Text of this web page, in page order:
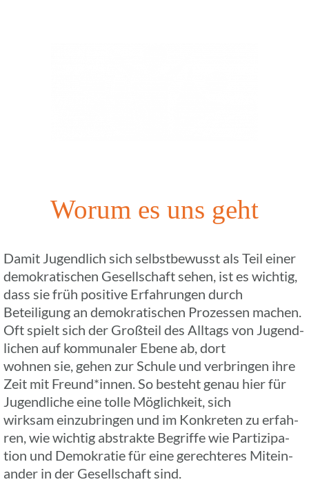
Worum es uns geht
Damit Jugend­lich sich selbst­be­wusst als Teil einer
demo­kra­ti­schen Gesell­schaft sehen, ist es wichtig,
dass sie früh posi­tive Erfah­run­gen durch
Betei­li­gung an demo­kra­ti­schen Prozes­sen machen.
Oft spielt sich der Groß­teil des Alltags von Jugend­
li­chen auf kommu­na­ler Ebene ab, dort
wohnen sie, gehen zur Schule und verbrin­gen ihre
Zeit mit Freund*innen. So besteht genau hier für
Jugend­li­che eine tolle Möglich­keit, sich
wirksam einzu­brin­gen und im Konkre­ten zu erfah­
ren, wie wichtig abstrakte Begriffe wie Parti­zi­pa­
tion und Demo­kra­tie für eine gerech­te­res Mitein­
an­der in der Gesell­schaft sind.